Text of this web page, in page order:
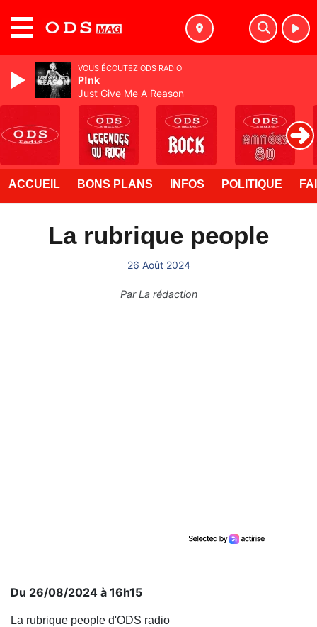
ACCUEIL BONS PLANS INFOS POLITIQUE
La rubrique people
26 Août 2024
ParLa rédaction
Du 26/08/2024 à 16h15
La rubrique people d'ODS radio
VOUS ÉCOUTEZ ODS RADIO
P!nk
Just Give Me A Reason